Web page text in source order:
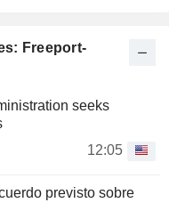
Freeport-
seeks
12:05
previsto sobre